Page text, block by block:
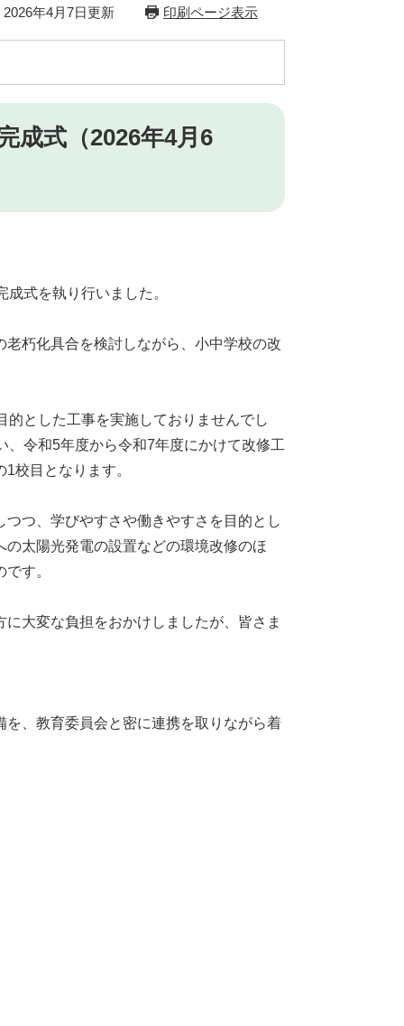
年4月7日更新 印刷ページ表示
成式（2026年4月6
式を執り行いました。
朽化具合を検討しながら、小中学校の改
とした工事を実施しておりませんでし
令和5年度から令和7年度にかけて改修工
校目となります。
つ、学びやすさや働きやすさを目的とし
太陽光発電の設置などの環境改修のほ
す。
大変な負担をおかけしましたが、皆さま
、教育委員会と密に連携を取りながら着